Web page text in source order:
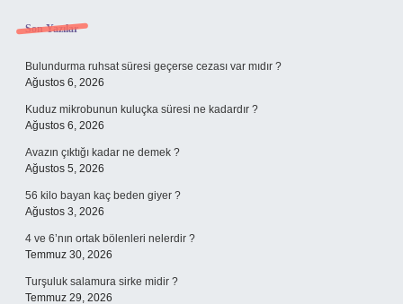
Sidebar
Son Yazılar
Bulundurma ruhsat süresi geçerse cezası var mıdır ?
Ağustos 6, 2026
Kuduz mikrobunun kuluçka süresi ne kadardır ?
Ağustos 6, 2026
Avazın çıktığı kadar ne demek ?
Ağustos 5, 2026
56 kilo bayan kaç beden giyer ?
Ağustos 3, 2026
4 ve 6’nın ortak bölenleri nelerdir ?
Temmuz 30, 2026
Turşuluk salamura sirke midir ?
Temmuz 29, 2026